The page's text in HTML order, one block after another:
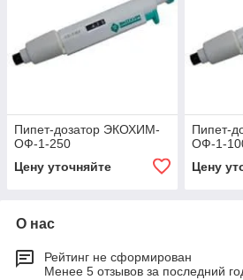
Пипет-дозатор ЭКОХИМ-
ОФ-1-250
Цену уточняйте
Пипет-
ОФ-1-
Цену
О нас
Рейтинг не сформирован
Менее 5 отзывов за последний